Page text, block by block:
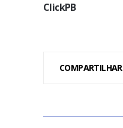
ClickPB
COMPARTILHAR